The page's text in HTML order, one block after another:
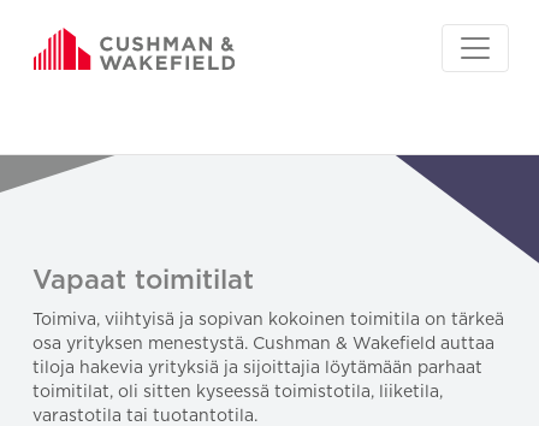
Vapaat toimitilat
Toimiva, viihtyisä ja sopivan kokoinen toimitila on tärkeä
osa yrityksen menestystä. Cushman & Wakefield auttaa
tiloja hakevia yrityksiä ja sijoittajia löytämään parhaat
toimitilat, oli sitten kyseessä toimistotila, liiketila,
varastotila tai tuotantotila.